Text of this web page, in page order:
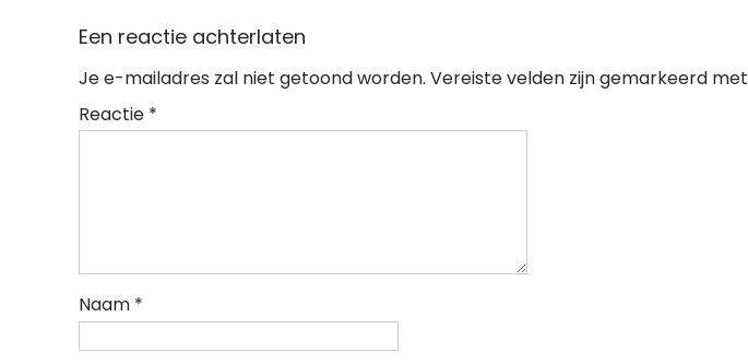
Een reactie achterlaten
Je e-mailadres zal niet getoond worden. Vereiste velden zijn gemarkeerd met
Reactie *
Naam *